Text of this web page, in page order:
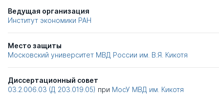
Ведущая организация
Институт экономики РАН
Место защиты
Московский университет МВД России им. В.Я. Кикотя
Диссертационный совет
03.2.006.03 (Д 203.019.05) при МосУ МВД им. Кикотя